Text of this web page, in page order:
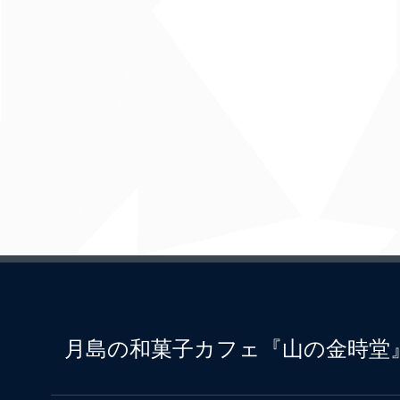
月島の和菓子カフェ『山の金時堂